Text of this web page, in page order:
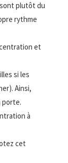
plutôt du
rythme
et
si les
Ainsi,
porte.
à
cet